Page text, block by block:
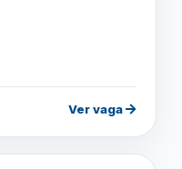
Ver vaga